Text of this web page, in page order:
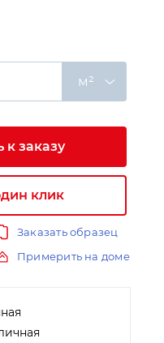
м²
к заказу
клик
Заказать образец
Примерить на доме